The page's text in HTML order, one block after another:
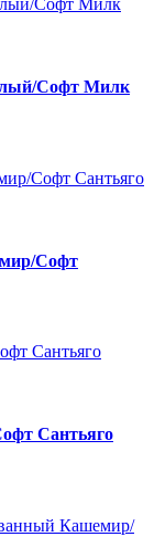
Софт Милк
Софт
Сантьяго